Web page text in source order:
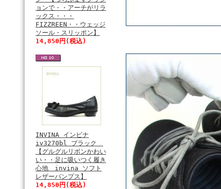
ョンで・・アーチがリラ
ックス・・・
FIZZREEN・・ウェッジ
ソール・スリッポン】
14,850円(税込)
INVINA インビナ
iv3270bl ブラック
【グルグルリボンかわい
い・・足に吸いつく履き
心地 invina ソフト
レザーパンプス】
14,850円(税込)